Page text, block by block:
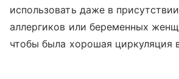
использовать даже в
аллергиков или беременных
чтобы была хорошая циркуляция